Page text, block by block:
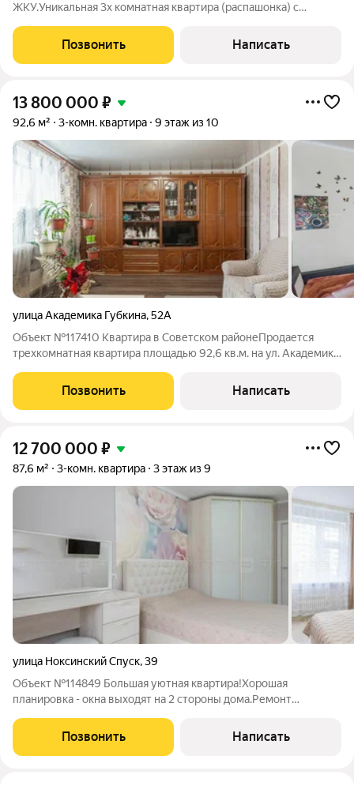
ЖКУ.Уникальная 3х комнатная квартира (распашонка) с
техникой! Мебель и техника остается. Вариант заезжай и
живи! Индивидуальное отопление, а
Позвонить Написать
13 800 000 ₽
92,6 м² 3-комн. квартира 9 этаж из 10
улица Академика Губкина,52А
Объект №117410 Квартира в Советском районеПродается
трехкомнатная квартира площадью 92,6 кв.м. на ул. Академика
улицы Зур Урам, Проспект Победы, Космонавтов. Много
административных зданий,
Позвонить Написать
12 700 000 ₽
87,6 м² 3-комн. квартира 3 этаж из 9
улица Ноксинский Спуск,39
Объект №114849 Большая уютная квартира!Хорошая
планировка - окна выходят на 2 стороны дома.Ремонт
12,2 кв м. Большие спальни 15,2 кв м и 14,6 кв м. 2 лоджии
обшити деревом. Кухня, часть
Позвонить Написать